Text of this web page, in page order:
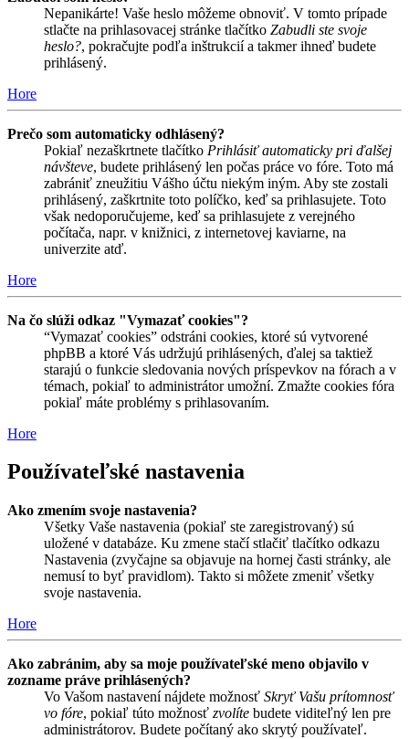
Nepanikárte! Vaše heslo môžeme obnoviť. V tomto prípade
stlačte na prihlasovacej stránke tlačítko Zabudli ste svoje
heslo?, pokračujte podľa inštrukcií a takmer ihneď budete
prihlásený.
Hore
Prečo som automaticky odhlásený?
Pokiaľ nezaškrtnete tlačítko Prihlásiť automaticky pri ďalšej
návšteve, budete prihlásený len počas práce vo fóre. Toto má
zabrániť zneužitiu Vášho účtu niekým iným. Aby ste zostali
prihlásený, zaškrtnite toto políčko, keď sa prihlasujete. Toto
však nedoporučujeme, keď sa prihlasujete z verejného
počítača, napr. v knižnici, z internetovej kaviarne, na
univerzite atď.
Hore
Na čo slúži odkaz "Vymazať cookies"?
“Vymazať cookies” odstráni cookies, ktoré sú vytvorené
phpBB a ktoré Vás udržujú prihlásených, ďalej sa taktiež
starajú o funkcie sledovania nových príspevkov na fórach a v
témach, pokiaľ to administrátor umožní. Zmažte cookies fóra
pokiaľ máte problémy s prihlasovaním.
Hore
Používateľské nastavenia
Ako zmením svoje nastavenia?
Všetky Vaše nastavenia (pokiaľ ste zaregistrovaný) sú
uložené v databáze. Ku zmene stačí stlačiť tlačítko odkazu
Nastavenia (zvyčajne sa objavuje na hornej časti stránky, ale
nemusí to byť pravidlom). Takto si môžete zmeniť všetky
svoje nastavenia.
Hore
Ako zabránim, aby sa moje používateľské meno objavilo v
zozname práve prihlásených?
Vo Vašom nastavení nájdete možnosť Skryť Vašu prítomnosť
vo fóre, pokiaľ túto možnosť zvolíte budete viditeľný len pre
administrátorov. Budete počítaný ako skrytý používateľ.